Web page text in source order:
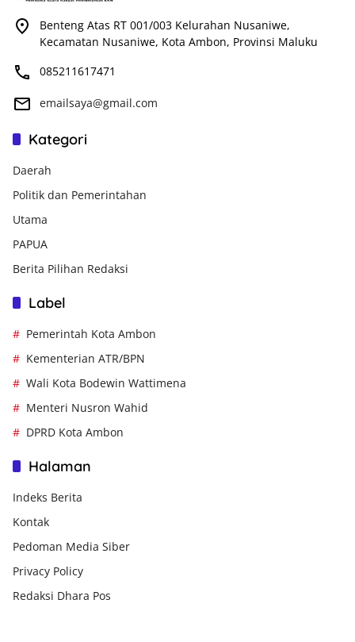
Benteng Atas RT 001/003 Kelurahan Nusaniwe,
Kecamatan Nusaniwe, Kota Ambon, Provinsi Maluku
085211617471
emailsaya@gmail.com
Kategori
Daerah
Politik dan Pemerintahan
Utama
PAPUA
Berita Pilihan Redaksi
Label
Pemerintah Kota Ambon
Kementerian ATR/BPN
Wali Kota Bodewin Wattimena
Menteri Nusron Wahid
DPRD Kota Ambon
Halaman
Indeks Berita
Kontak
Pedoman Media Siber
Privacy Policy
Redaksi Dhara Pos